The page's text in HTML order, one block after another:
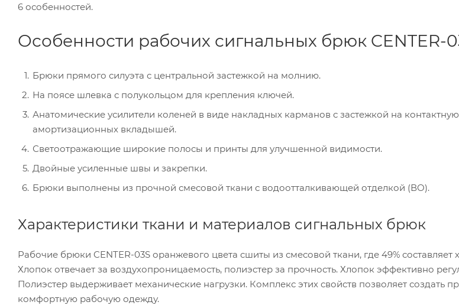
6 особенностей.
Особенности рабочих сигнальных брюк CENTER-
Брюки прямого силуэта с центральной застежкой на молнию.
На поясе шлевка с полукольцом для крепления ключей.
Анатомические усилители коленей в виде накладных карманов с застежкой на
амортизационных вкладышей.
Светоотражающие широкие полосы и принты для улучшенной видимости.
Двойные усиленные швы и закрепки.
Брюки выполнены из прочной смесовой ткани с водоотталкивающей отделкой (ВО).
Характеристики ткани и материалов сигнальных брюк
Рабочие брюки CENTER-03S оранжевого цвета сшиты из смесовой ткани, где 49% составляет
Хлопок отвечает за воздухопроницаемость, полиэстер за прочность. Хлопок эффективно
Полиэстер выдерживает механические нагрузки. Комплекс этих свойств позволяет создать
комфортную рабочую одежду.